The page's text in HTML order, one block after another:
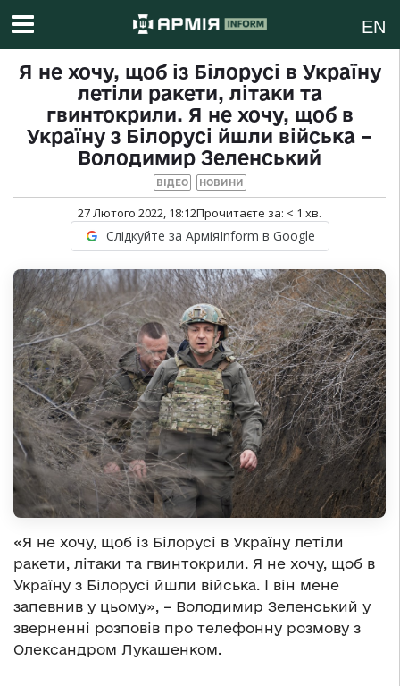
EN
Я не хочу, щоб із Білорусі в Україну
летіли ракети, літаки та
гвинтокрили. Я не хочу, щоб в
Україну з Білорусі йшли війська –
Володимир Зеленський
ВІДЕО НОВИНИ
27 Лютого 2022, 18:12Прочитаєте за: < 1 хв.
Слідкуйте за АрміяInform в Google
«Я не хочу, щоб із Білорусі в Україну летіли
ракети, літаки та гвинтокрили. Я не хочу, щоб в
Україну з Білорусі йшли війська. І він мене
запевнив у цьому», – Володимир Зеленський у
зверненні розповів про телефонну розмову з
Олександром Лукашенком.